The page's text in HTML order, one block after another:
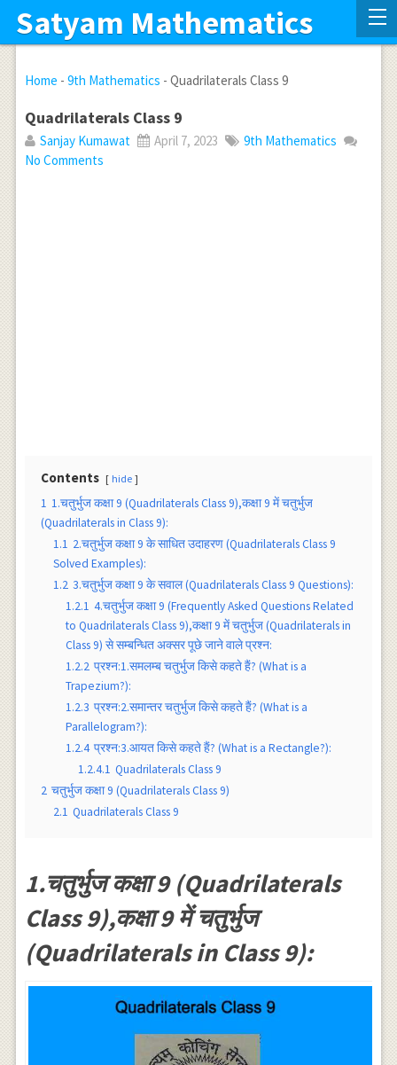
Satyam Mathematics
Home - 9th Mathematics - Quadrilaterals Class 9
Quadrilaterals Class 9
Sanjay Kumawat April 7, 2023
9th Mathematics
No Comments
Contents hide
1 1.चतुर्भुज कक्षा 9 (Quadrilaterals Class 9),कक्षा 9 में चतुर्भुज
(Quadrilaterals in Class 9):
1.1 2.चतुर्भुज कक्षा 9 के साधित उदाहरण (Quadrilaterals Class 9
Solved Examples):
1.2 3.चतुर्भुज कक्षा 9 के सवाल (Quadrilaterals Class 9 Questions):
1.2.1 4.चतुर्भुज कक्षा 9 (Frequently Asked Questions Related
to Quadrilaterals Class 9),कक्षा 9 में चतुर्भुज (Quadrilaterals in
Class 9) से सम्बन्धित अक्सर पूछे जाने वाले प्रश्न:
1.2.2 प्रश्न:1.समलम्ब चतुर्भुज किसे कहते हैं? (What is a
Trapezium?):
1.2.3 प्रश्न:2.समान्तर चतुर्भुज किसे कहते हैं? (What is a
Parallelogram?):
1.2.4 प्रश्न:3.आयत किसे कहते हैं? (What is a Rectangle?):
1.2.4.1 Quadrilaterals Class 9
2 चतुर्भुज कक्षा 9 (Quadrilaterals Class 9)
2.1 Quadrilaterals Class 9
1.चतुर्भुज कक्षा 9 (Quadrilaterals
Class 9),कक्षा 9 में चतुर्भुज
(Quadrilaterals in Class 9):